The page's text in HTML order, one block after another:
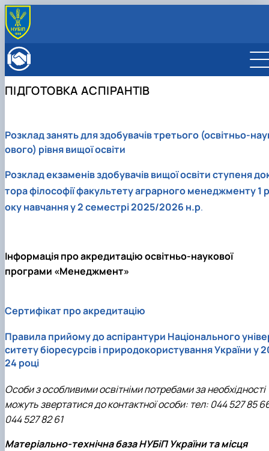
ОСВІТНЯ ДІЯЛЬНІСТЬ
Бакалаврат
Підготовка аспірантів
Науково-дослідна робота
Виховна та спортивна робота
Сенат студентської організації факультету
Стипендія
ВСТУПНИКУ
Магістр
Доктор філософії (PhD)
Міжнародні програми з можливістю отримання
подвійних дипломів (Double Degree Pr…
Program in Management
РАДА РОБОТОДАВЦІВ
ПІДГОТОВКА АСПІРАНТІВ
Розклад занять для здобувачів третього (освітньо-
ового) рівня вищої освіти
Розклад екзаменів здобувачів вищої освіти ступеня
тора філософії факультету аграрного менеджменту 1 р
оку навчання у 2 семестрі 2025/2026 н.р.
Інформація про акредитацію освітньо-наукової
програми «Менеджмент»
Сертифікат про акредитацію
Правила прийому до аспірантури Національного
ситету біоресурсів і природокористування України у
24 році
Особи з особливими освітніми потребами за необхідності
можуть звертатися до контактної особи: тел: 044 527 85
044 527 82 61
Матеріально-технічна база НУБіП України та місця